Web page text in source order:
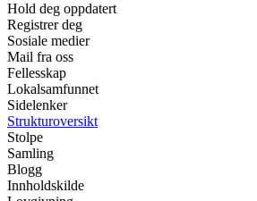
Hold deg oppdatert
Registrer deg
Sosiale medier
Mail fra oss
Fellesskap
Lokalsamfunnet
Sidelenker
Strukturoversikt
Stolpe
Samling
Blogg
Innholdskilde